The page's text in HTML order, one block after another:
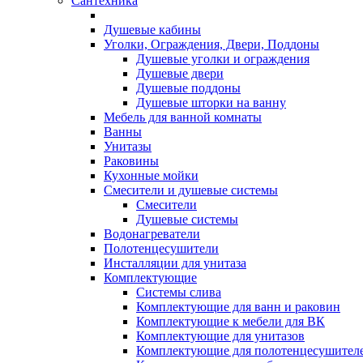
Душевые кабины
Уголки, Ограждения, Двери, Поддоны
Душевые уголки и ограждения
Душевые двери
Душевые поддоны
Душевые шторки на ванну
Мебель для ванной комнаты
Ванны
Унитазы
Раковины
Кухонные мойки
Смесители и душевые системы
Смесители
Душевые системы
Водонагреватели
Полотенцесушители
Инсталляции для унитаза
Комплектующие
Системы слива
Комплектующие для ванн и раковин
Комплектующие к мебели для ВК
Комплектующие для унитазов
Комплектующие для